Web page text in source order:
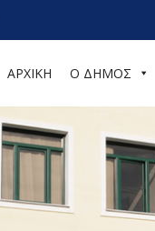
ΑΡΧΙΚΗ Ο ΔΗΜΟΣ